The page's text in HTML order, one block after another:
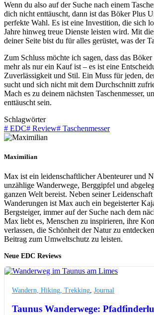
Wenn du also auf der Suche nach einem
dich nicht enttäuscht, dann ist das Böker Plus
perfekte Wahl. Es ist eine Investition, die sich
Jahre hinweg treue Dienste leisten wird. Mit
deiner Seite bist du für alles gerüstet, was der
Zum Schluss möchte ich sagen, dass das
mehr als nur ein Kauf ist – es ist eine
Zuverlässigkeit und Stil. Ein Muss für jeden,
sucht und sich nicht mit dem Durchschnitt
Mach es zu deinem nächsten Taschenmesser,
enttäuscht sein.
Schlagwörter
# EDC# Review# Taschenmesser
Maximilian
Max ist ein leidenschaftlicher Abenteurer und
unzählige Wanderwege, Berggipfel und
ganzen Welt bereist. Neben seiner
Wanderungen ist Max auch ein begeisterter
Bergsteiger, immer auf der Suche nach dem
Max liebt es, Menschen zu inspirieren, ihre
verlassen, die Schönheit der Natur zu
Beitrag zum Umweltschutz zu leisten.
Neue EDC Reviews
Wandern, Hiking, Trekking, Journal
Taunus Wanderwege: